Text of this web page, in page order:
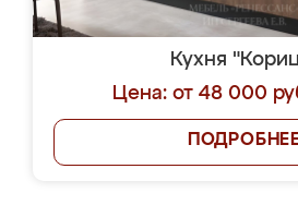
Кухня
Цена: от 48 000